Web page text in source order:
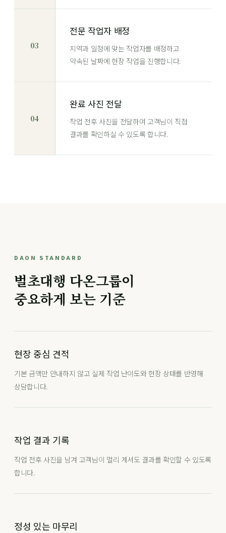
03
전문 작업자 배정
지역과 일정에 맞는 작업자를 배정하고
약속된 날짜에 현장 작업을 진행합니다.
04
완료 사진 전달
작업 전후 사진을 전달하여 고객님이 직접
결과를 확인하실 수 있도록 합니다.
DAON STANDARD
벌초대행 다온그룹이
중요하게 보는 기준
현장 중심 견적
기본 금액만 안내하지 않고 실제 작업 난이도와 현장 상태를 반영해
상담합니다.
작업 결과 기록
작업 전후 사진을 남겨 고객님이 멀리 계셔도 결과를 확인할 수 있도록
합니다.
정성 있는 마무리